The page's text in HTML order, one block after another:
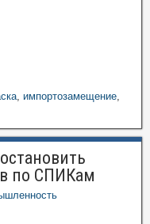
, импортозамещение,
по СПИКам